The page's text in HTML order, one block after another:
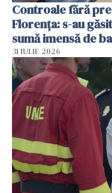
Controale fără
Florența: s-au
sumă imensă de
31 IULIE 2026